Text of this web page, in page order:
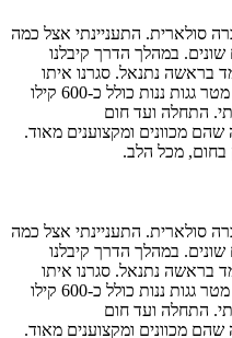
סולארית. התעניינתי אצל כמה
שונים. במהלך הדרך קיבלנו
בראשה נתנאל. סגרנו איתו
עסקה ל-25 שנה על סך כולל של 4000 מטר גגות ננות כולל כ-600 קילו
התחלה ועד חום
מכוונים ומקצוענים מאוד.
בחום, מכל הלב.
סולארית. התעניינתי אצל כמה
שונים. במהלך הדרך קיבלנו
בראשה נתנאל. סגרנו איתו
עסקה ל-25 שנה על סך כולל של 4000 מטר גגות ננות כולל כ-600 קילו
התחלה ועד חום
מכוונים ומקצוענים מאוד.